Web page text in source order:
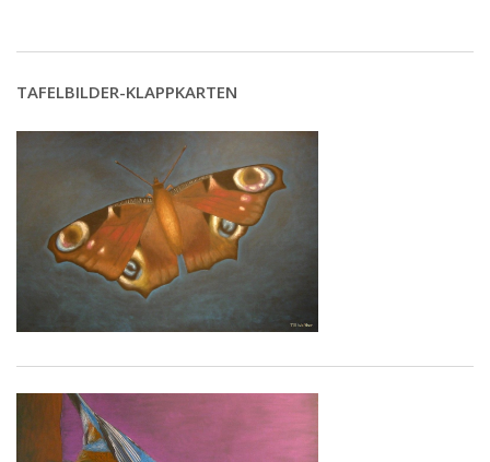
TAFELBILDER-KLAPPKARTEN